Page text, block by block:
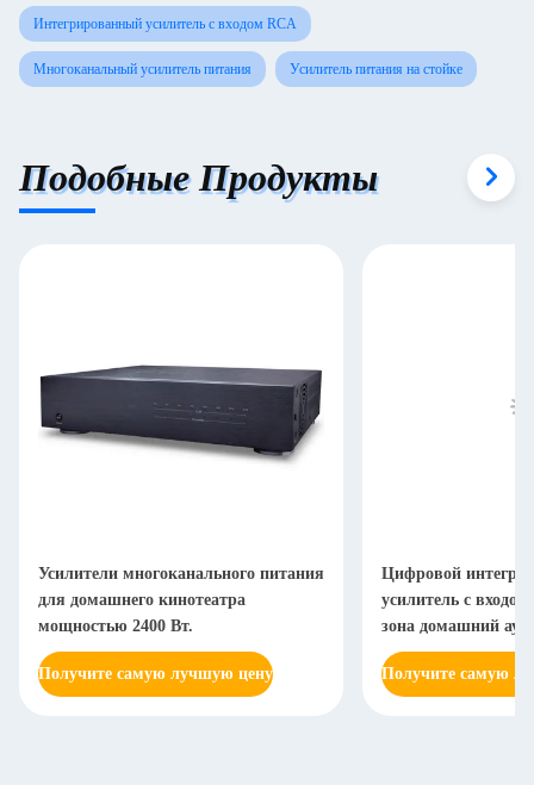
Интегрированный усилитель с входом RCA
Многоканальный усилитель питания Усилитель питания на стойке
Подобные Продукты
Усилители многоканального питания
для домашнего кинотеатра
мощностью 2400 Вт.
Получите самую лучшую цену
Цифровой
усилитель с
зона домашний
системы
Получите самую